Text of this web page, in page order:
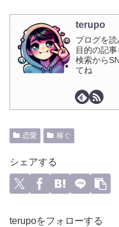
terupo
ブログを読
目的の記
検索から
てね
恋愛 稼ぐ
シェアする
terupoをフォローする